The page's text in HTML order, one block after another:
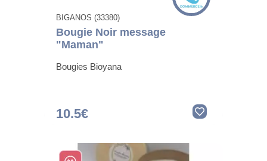
BIGANOS (33380)
Bougie Noir message
"Maman"
Bougies Bioyana
10.5€